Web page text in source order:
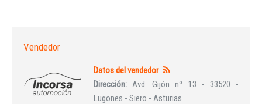
Vendedor
Datos del vendedor
Dirección:Avd. Gijón nº 13 - 33520 -
Lugones - Siero - Asturias